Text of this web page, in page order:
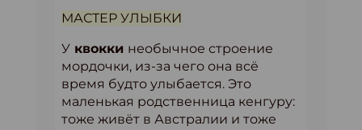
МАСТЕР УЛЫБКИ
У квокки необычное строение
мордочки, из-за чего она всё
время будто улыбается. Это
маленькая родственница кенгуру:
тоже живёт в Австралии и тоже